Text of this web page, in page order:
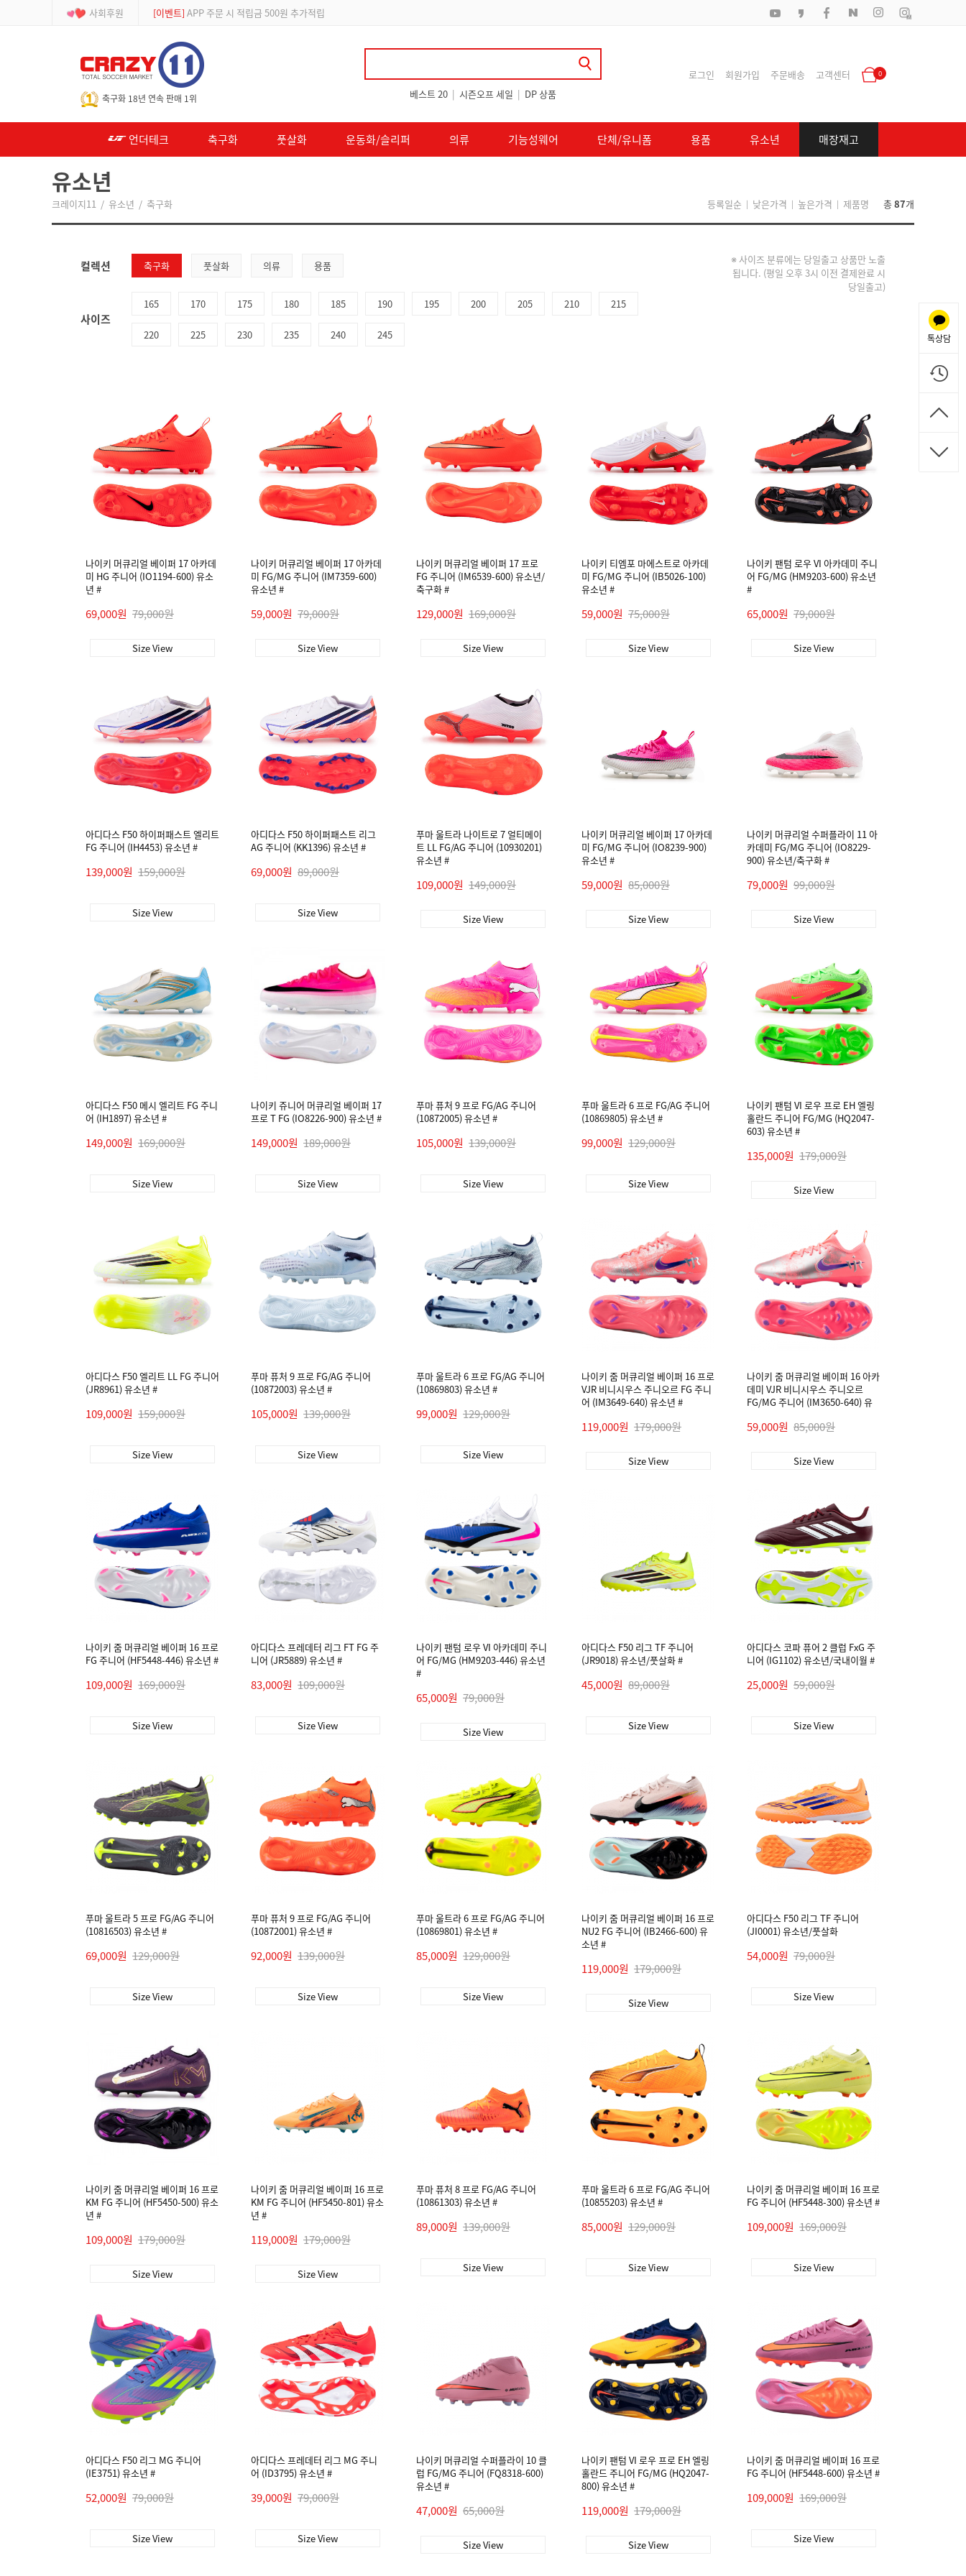
사회후원 [등급제] 회원가입 시 최대 2% 적립 및 할인 쿠폰 지급
축구화 18년 연속 판매 1위 베스트 20 | 시즌오프 세일 | DP 상품
로그인 회원가입 주문배송 고객센터 0
언더테크 축구화 풋살화 운동화/슬리퍼 의류 기능성웨어 단체/유니폼 용품 유소년 매장재고
유소년
크레이지11 / 유소년 / 축구화 등록일순 | 낮은가격 | 높은가격 | 제품명 총87개
컬렉션 축구화 풋살화 의류 용품
사이즈
165 170 175 180 185 190 195 200 205 210 215
220 225 230 235 240 245
※ 사이즈 분류에는 당일출고 상품만 노출
됩니다. (평일 오후 3시 이전 결제완료 시
당일출고)
나이키 머큐리얼 베이퍼 17 아카데
미 HG 주니어 (IO1194-600) 유소
년 #
69,000원 79,000원
Size View
나이키 머큐리얼 베이퍼 17 아카데
미 FG/MG 주니어 (IM7359-600)
유소년 #
59,000원 79,000원
Size View
나이키 머큐리얼 베이퍼 17 프로
FG 주니어 (IM6539-600) 유소년/
축구화 #
129,000원 169,000원
Size View
나이키 티엠포 마에스트로 아카데
미 FG/MG 주니어 (IB5026-100)
유소년 #
59,000원 75,000원
Size View
나이키 팬텀 로우 VI 아카데미 주니
어 FG/MG (HM9203-600) 유소년
#
65,000원 79,000원
Size View
아디다스 F50 하이퍼패스트 엘리트
FG 주니어 (IH4453) 유소년 #
139,000원 159,000원
Size View
아디다스 F50 하이퍼패스트 리그
AG 주니어 (KK1396) 유소년 #
69,000원 89,000원
Size View
푸마 울트라 나이트로 7 얼티메이
트 LL FG/AG 주니어 (10930201)
유소년 #
109,000원 149,000원
Size View
나이키 머큐리얼 베이퍼 17 아카데
미 FG/MG 주니어 (IO8239-900)
유소년 #
59,000원 85,000원
Size View
나이키 머큐리얼 수퍼플라이 11 아
카데미 FG/MG 주니어 (IO8229-
900) 유소년/축구화 #
79,000원 99,000원
Size View
아디다스 F50 메시 엘리트 FG 주니
어 (IH1897) 유소년 #
149,000원 169,000원
Size View
나이키 쥬니어 머큐리얼 베이퍼 17
프로 T FG (IO8226-900) 유소년 #
149,000원 189,000원
Size View
푸마 퓨처 9 프로 FG/AG 주니어
(10872005) 유소년 #
105,000원 139,000원
Size View
푸마 울트라 6 프로 FG/AG 주니어
(10869805) 유소년 #
99,000원 129,000원
Size View
나이키 팬텀 VI 로우 프로 EH 엘링
홀란드 주니어 FG/MG (HQ2047-
603) 유소년 #
135,000원 179,000원
Size View
아디다스 F50 엘리트 LL FG 주니어
(JR8961) 유소년 #
109,000원 159,000원
Size View
푸마 퓨처 9 프로 FG/AG 주니어
(10872003) 유소년 #
105,000원 139,000원
Size View
푸마 울트라 6 프로 FG/AG 주니어
(10869803) 유소년 #
99,000원 129,000원
Size View
나이키 줌 머큐리얼 베이퍼 16 프로
VJR 비니시우스 주니오르 FG 주니
어 (IM3649-640) 유소년 #
119,000원 179,000원
Size View
나이키 줌 머큐리얼 베이퍼 16 아카
데미 VJR 비니시우스 주니오르
FG/MG 주니어 (IM3650-640) 유
59,000원 85,000원
Size View
나이키 줌 머큐리얼 베이퍼 16 프로
FG 주니어 (HF5448-446) 유소년 #
109,000원 169,000원
Size View
아디다스 프레데터 리그 FT FG 주
니어 (JR5889) 유소년 #
83,000원 109,000원
Size View
나이키 팬텀 로우 VI 아카데미 주니
어 FG/MG (HM9203-446) 유소년
#
65,000원 79,000원
Size View
아디다스 F50 리그 TF 주니어
(JR9018) 유소년/풋살화 #
45,000원 89,000원
Size View
아디다스 코파 퓨어 2 클럽 FxG 주
니어 (IG1102) 유소년/국내이월 #
25,000원 59,000원
Size View
푸마 울트라 5 프로 FG/AG 주니어
(10816503) 유소년 #
69,000원 129,000원
Size View
푸마 퓨처 9 프로 FG/AG 주니어
(10872001) 유소년 #
92,000원 139,000원
Size View
푸마 울트라 6 프로 FG/AG 주니어
(10869801) 유소년 #
85,000원 129,000원
Size View
나이키 줌 머큐리얼 베이퍼 16 프로
NU2 FG 주니어 (IB2466-600) 유
소년 #
119,000원 179,000원
Size View
아디다스 F50 리그 TF 주니어
(JI0001) 유소년/풋살화
54,000원 79,000원
Size View
나이키 줌 머큐리얼 베이퍼 16 프로
KM FG 주니어 (HF5450-500) 유소
년 #
109,000원 179,000원
Size View
나이키 줌 머큐리얼 베이퍼 16 프로
KM FG 주니어 (HF5450-801) 유소
년 #
119,000원 179,000원
Size View
푸마 퓨처 8 프로 FG/AG 주니어
(10861303) 유소년 #
89,000원 139,000원
Size View
푸마 울트라 6 프로 FG/AG 주니어
(10855203) 유소년 #
85,000원 129,000원
Size View
나이키 줌 머큐리얼 베이퍼 16 프로
FG 주니어 (HF5448-300) 유소년 #
109,000원 169,000원
Size View
아디다스 F50 리그 MG 주니어
(IE3751) 유소년 #
52,000원 79,000원
Size View
아디다스 프레데터 리그 MG 주니
어 (ID3795) 유소년 #
39,000원 79,000원
Size View
나이키 머큐리얼 수퍼플라이 10 클
럽 FG/MG 주니어 (FQ8318-600)
유소년 #
47,000원 65,000원
Size View
나이키 팬텀 VI 로우 프로 EH 엘링
홀란드 주니어 FG/MG (HQ2047-
800) 유소년 #
119,000원 179,000원
Size View
나이키 줌 머큐리얼 베이퍼 16 프로
FG 주니어 (HF5448-600) 유소년 #
109,000원 169,000원
Size View
톡상담